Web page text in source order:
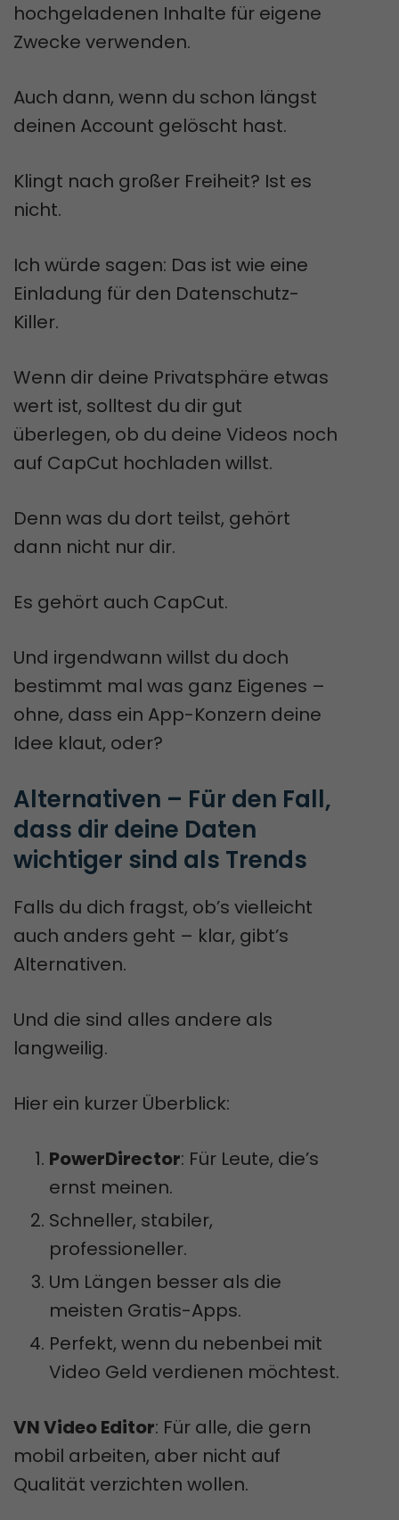
hochgeladenen Inhalte für eigene
Zwecke verwenden.
Auch dann, wenn du schon längst
deinen Account gelöscht hast.
Klingt nach großer Freiheit? Ist es
nicht.
Ich würde sagen: Das ist wie eine
Einladung für den Datenschutz-
Killer.
Wenn dir deine Privatsphäre etwas
wert ist, solltest du dir gut
überlegen, ob du deine Videos noch
auf CapCut hochladen willst.
Denn was du dort teilst, gehört
dann nicht nur dir.
Es gehört auch CapCut.
Und irgendwann willst du doch
bestimmt mal was ganz Eigenes –
ohne, dass ein App-Konzern deine
Idee klaut, oder?
Alternativen – Für den Fall,
dass dir deine Daten
wichtiger sind als Trends
Falls du dich fragst, ob’s vielleicht
auch anders geht – klar, gibt’s
Alternativen.
Und die sind alles andere als
langweilig.
Hier ein kurzer Überblick:
PowerDirector: Für Leute, die’s
ernst meinen.
Schneller, stabiler,
professioneller.
Um Längen besser als die
meisten Gratis-Apps.
Perfekt, wenn du nebenbei mit
Video Geld verdienen möchtest.
VN Video Editor: Für alle, die gern
mobil arbeiten, aber nicht auf
Qualität verzichten wollen.